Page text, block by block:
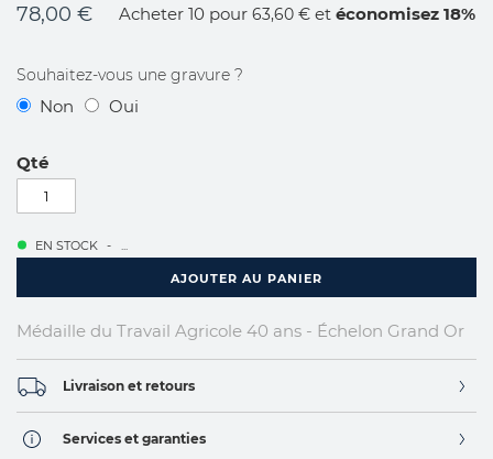
78,00 € Acheter 10 pour 63,60 € et économisez18%
Souhaitez-vous une gravure ?
Non Oui
Qté
EN STOCK ...
AJOUTER AU PANIER
Médaille du Travail Agricole 40 ans - Échelon Grand Or
Livraison et retours
Services et garanties